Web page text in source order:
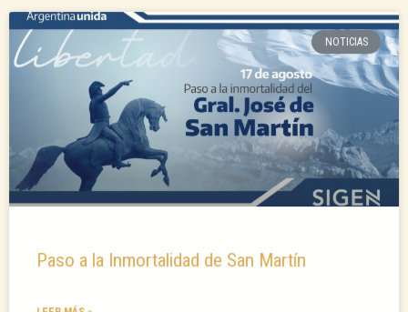
NOTICIAS
Paso a la Inmortalidad de San Martín
LEER MÁS »